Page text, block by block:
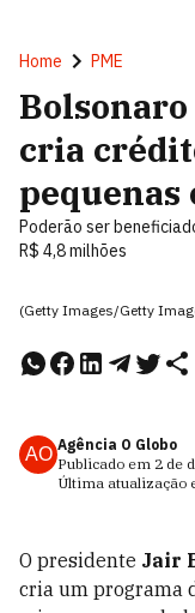
Home PME
cria
pequenas
Poderão ser
R$ 4,8 milhões
(Getty Images/Getty
AO Agência O Globo
Publicado em 2 de
Última atualização
O presidente Jair
cria um programa